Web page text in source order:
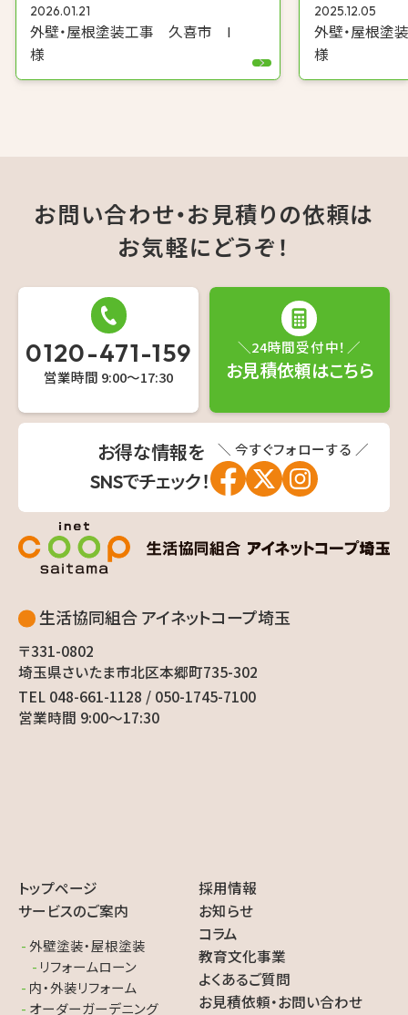
2026.01.21
外壁・屋根塗装工事 久喜市 I
様
2025.12.05
外壁・屋根
様
お問い合わせ・お見積りの依頼は
お気軽にどうぞ！
＼ 今すぐフォローする ／
お得な情報を
SNSでチェック！
0120-471-159
営業時間 9:00〜17:30
＼24時間受付中！／
お見積依頼はこちら
生活協同組合 アイネットコープ埼玉
〒331-0802
埼玉県さいたま市北区本郷町735-302
TEL 048-661-1128 / 050-1745-7100
営業時間 9:00〜17:30
トップページ
サービスのご案内
外壁塗装・屋根塗装
リフォームローン
内・外装リフォーム
オーダーガーデニング
採用情報
お知らせ
コラム
教育文化事業
よくあるご質問
お見積依頼・お問い合わせ